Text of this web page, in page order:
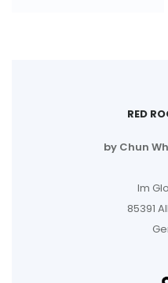
RED
by Chun
Im
85391